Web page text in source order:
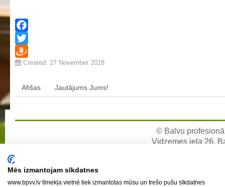
Komerczinības
Skaistumkopšanas pakalpojumi
Koksnes materiālu apstrādātājs
Klašu audzinātāju saraksts
BPVV skolotāju konsultāciju grafiks 2025./2026. m.g.
Normatīvie akti
Audzināšanas darba prioritātes
Facebook
Twitter
Draugiem
Created: 27 November 2018
Afišas Jautājums Jums!
© Balvu
Vidzemes iela 26,
Mēs izmantojam sīkdatnes
www.bpvv.lv tīmekļa vietnē tiek izmantotas mūsu un trešo pušu sīkdatnes